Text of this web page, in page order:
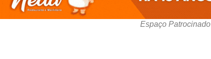
Espaço Patrocinado